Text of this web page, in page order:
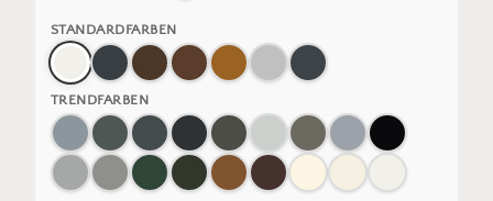
STANDARDFARBEN
TRENDFARBEN